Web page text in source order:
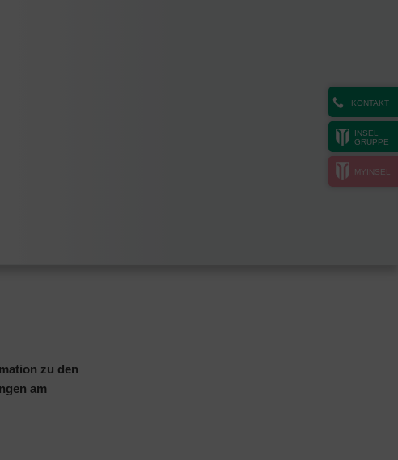
KONTAKT
INSEL
GRUPPE
MYINSEL
zu den
am